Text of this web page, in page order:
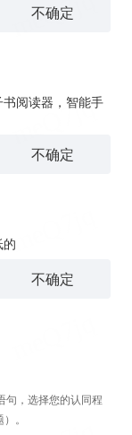
不确定
阅读器，智能手
不确定
的
不确定
句，选择您的认同程
。